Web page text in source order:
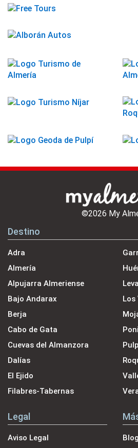
©2026 My
Destino
Adra
Almería
Alpujarra Almeriense
Bajo Andarax
Berja
Cabo de Gata
Cuevas del Almanzora
Dalías
El Ejido
Filabres-Tabernas
Los
Legal
Aviso Legal
Blog